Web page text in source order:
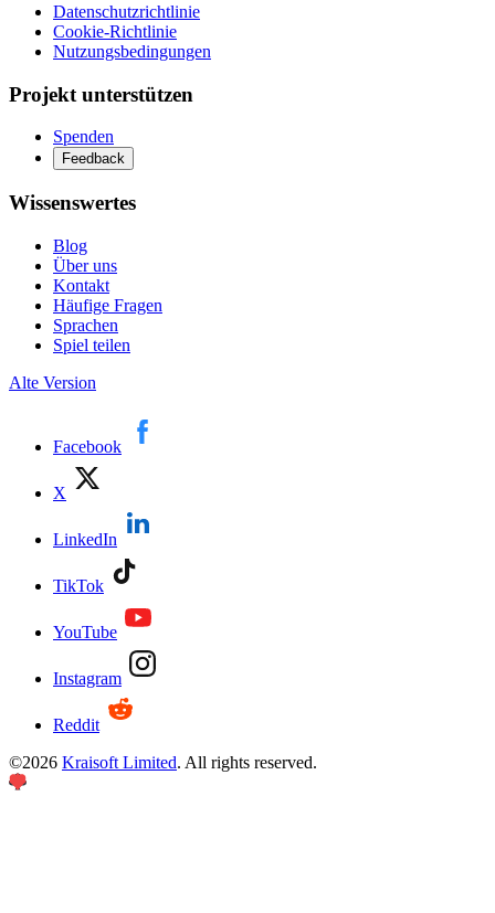
Datenschutzrichtlinie
Cookie-Richtlinie
Nutzungsbedingungen
Projekt unterstützen
Spenden
Feedback
Wissenswertes
Blog
Über uns
Kontakt
Häufige Fragen
Sprachen
Spiel teilen
Alte Version
Facebook
X
LinkedIn
TikTok
YouTube
Instagram
Reddit
©2026 Kraisoft Limited. All rights reserved.